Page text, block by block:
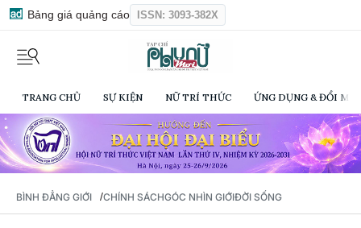
Bảng giá quảng cáo ISSN: 3093-382X
TRANG CHỦ SỰ KIỆN NỮ TRÍ THỨC ỨNG DỤNG & ĐỔI
BÌNH ĐẲNG GIỚI /CHÍNH SÁCHGÓC NHÌN GIỚIĐỜI SỐNG